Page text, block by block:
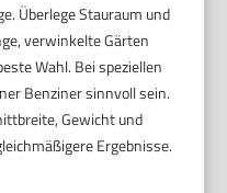
Überlege Stauraum und
verwinkelte Gärten
Wahl. Bei speziellen
Benziner sinnvoll sein.
Gewicht und
Ergebnisse.